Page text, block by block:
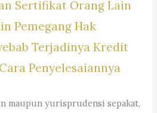
Sertifikat Orang Lain
Pemegang Hak
Terjadinya Kredit
Penyelesaiannya
maupun yurisprudensi sepakat,